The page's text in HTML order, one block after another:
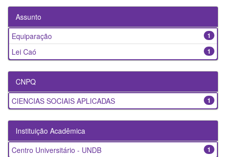
Assunto
1
Equiparação
1
Lei Caó
CNPQ
1
CIENCIAS SOCIAIS APLICADAS
Instituição Acadêmica
1
Centro Universitário - UNDB